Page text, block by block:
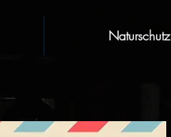
Naturschutz